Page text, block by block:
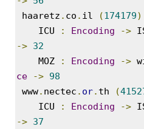
haaretz . co . il (174179)
ICU
: Encoding ->
-> 32
MOZ
: Encoding ->
ce
-> 98
www. nectec . or. th (
ICU
: Encoding ->
-> 37
정
BLB-
AA1650
방